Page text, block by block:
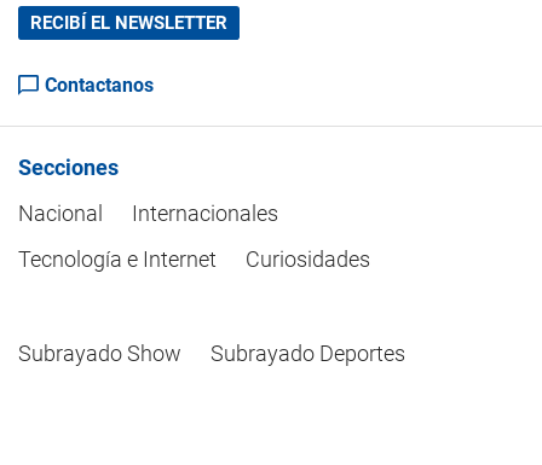
RECIBÍ EL NEWSLETTER
Contactanos
Secciones
Nacional
Internacionales
Tecnología e Internet
Curiosidades
Subrayado Show Subrayado Deportes